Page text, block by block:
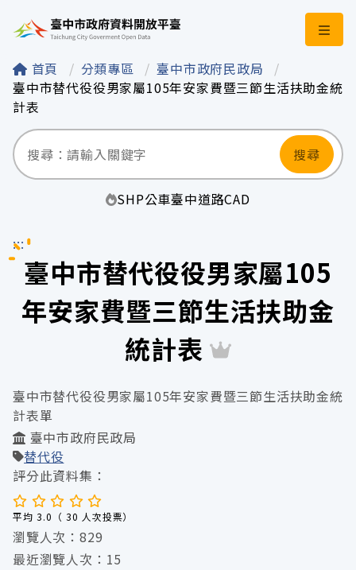
臺中市政府資料開
首頁 分類專區
臺中市政府民政局
臺中市替代役役男家屬105年安家費暨三節生活扶助金統
計表
搜尋
SHP公車臺中道路CAD
:::
臺中市替代役役男家屬105
年安家費暨三節生活扶助金
統計表
臺中市替代役役男家屬105年安家費暨三節生活扶助金統
計表單
臺中市政府民政局
替代役
評分此資料集：
平均 3.0（ 30 人次投票）
瀏覽人次：829
最近瀏覽人次：15